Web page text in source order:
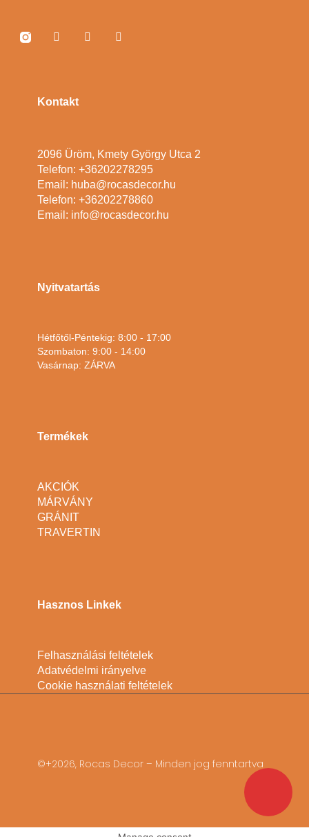
Kontakt
2096 Üröm, Kmety György Utca 2
Telefon: +36202278295
Email: huba@rocasdecor.hu
Telefon: +36202278860
Email: info@rocasdecor.hu
Nyitvatartás
Hétfőtől-Péntekig: 8:00 - 17:00
Szombaton: 9:00 - 14:00
Vasárnap: ZÁRVA
Termékek
AKCIÓK
MÁRVÁNY
GRÁNIT
TRAVERTIN
Hasznos Linkek
Felhasználási feltételek
Adatvédelmi irányelve
Cookie használati feltételek
©+2026, Rocas Decor – Minden jog fenntartva